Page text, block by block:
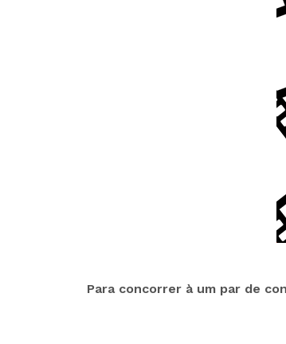
Para concorrer à um par de